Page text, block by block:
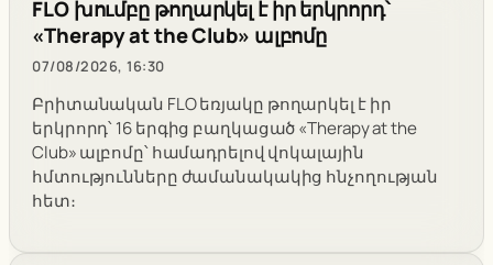
FLO խումբը թողարկել է իր երկրորդ՝
«Therapy at the Club» ալբոմը
07/08/2026, 16:30
Բրիտանական FLO եռյակը թողարկել է իր
երկրորդ՝ 16 երգից բաղկացած «Therapy at the
Club» ալբոմը՝ համադրելով վոկալային
հմտությունները ժամանակակից հնչողության
հետ։